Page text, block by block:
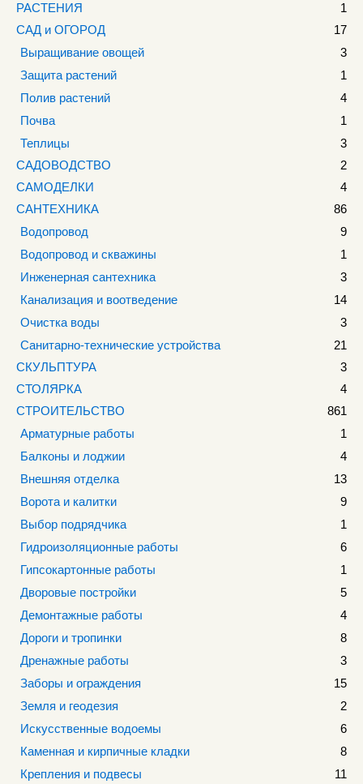
РАСТЕНИЯ
1
САД и ОГОРОД
17
Выращивание овощей
3
Защита растений
1
Полив растений
4
Почва
1
Теплицы
3
САДОВОДСТВО
2
САМОДЕЛКИ
4
САНТЕХНИКА
86
Водопровод
9
Водопровод и скважины
1
Инженерная сантехника
3
Канализация и воотведение
14
Очистка воды
3
Санитарно-технические устройства
21
СКУЛЬПТУРА
3
СТОЛЯРКА
4
СТРОИТЕЛЬСТВО
861
Арматурные работы
1
Балконы и лоджии
4
Внешняя отделка
13
Ворота и калитки
9
Выбор подрядчика
1
Гидроизоляционные работы
6
Гипсокартонные работы
1
Дворовые постройки
5
Демонтажные работы
4
Дороги и тропинки
8
Дренажные работы
3
Заборы и ограждения
15
Земля и геодезия
2
Искусственные водоемы
6
Каменная и кирпичные кладки
8
Крепления и подвесы
11